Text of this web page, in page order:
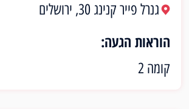
גנרל פייר קנינג 30, ירושלים
הוראות הגעה:
קומה 2